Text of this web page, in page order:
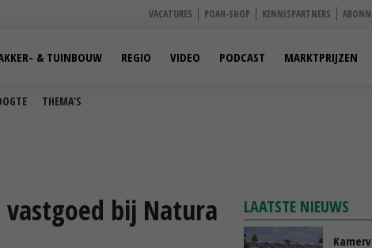
VACATURES POAH-SHOP KENNISPARTNERS
THEMA'S
& TUINBOUW REGIO VIDEO PODCAST MARKTPRIJZEN
vastgoed bij Natura
LAATSTE NIEUWS